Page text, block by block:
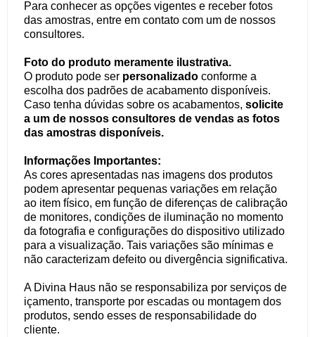
Para conhecer as opções vigentes e receber fotos
das amostras, entre em contato com um de nossos
consultores.
Foto do produto meramente ilustrativa.
O produto pode ser personalizado conforme a
escolha dos padrões de acabamento disponíveis.
Caso tenha dúvidas sobre os acabamentos, solicite
a um de nossos consultores de vendas as fotos
das amostras disponíveis.
Informações Importantes:
As cores apresentadas nas imagens dos produtos
podem apresentar pequenas variações em relação
ao item físico, em função de diferenças de calibração
de monitores, condições de iluminação no momento
da fotografia e configurações do dispositivo utilizado
para a visualização. Tais variações são mínimas e
não caracterizam defeito ou divergência significativa.
A Divina Haus não se responsabiliza por serviços de
içamento, transporte por escadas ou montagem dos
produtos, sendo esses de responsabilidade do
cliente.